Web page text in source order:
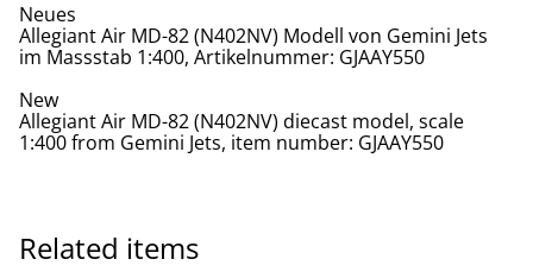
Neues
Allegiant Air MD-82 (N402NV) Modell von Gemini Jets
im Massstab 1:400, Artikelnummer: GJAAY550
New
Allegiant Air MD-82 (N402NV) diecast model, scale
1:400 from Gemini Jets, item number: GJAAY550
Related items